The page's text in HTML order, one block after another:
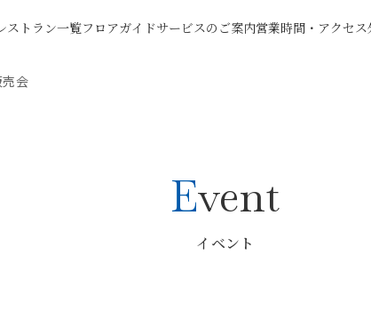
ストラン一覧フロアガイドサービスのご案内営業時間・アクセス
会
Event
イベント